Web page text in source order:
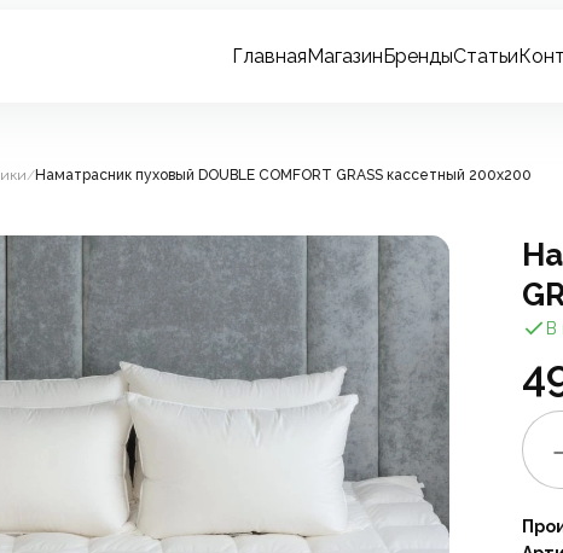
ГлавнаяМагазинБрендыСтатьи
/Наматрасник пуховый DOUBLE COMFORT GRASS кассетный 200х200
В